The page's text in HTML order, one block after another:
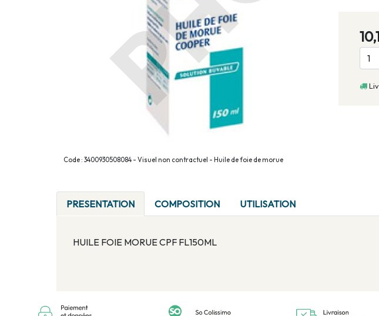
Code : 3400930508084 - Visuel non contractuel - Huile de foie de morue
PRESENTATION COMPOSITION UTILISATION
HUILE FOIE MORUE CPF FL150ML